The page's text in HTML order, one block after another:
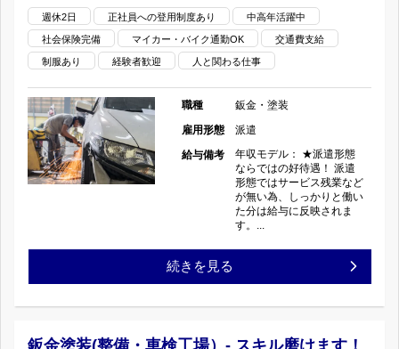
広
２
日！
派
は
の
好
（整
備・
全
週休2日 正社員への登用制度あり 中高年活躍中
社会保険完備 マイカー・バイク通勤OK 交通費支給
制服あり 経験者歓迎 人と関わる仕事
職種
鈑金・塗装
雇用形態
派遣
給与備考
年収モデル： ★派遣形態
ならではの好待遇！ 派遣
形態ではサービス残業など
が無い為、しっかりと働い
た分は給与に反映されま
す。...
鈑
塗
続きを見る